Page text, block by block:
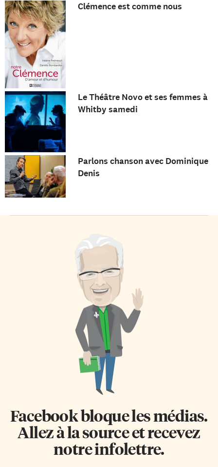
Clémence est comme nous
Le Théâtre Novo et ses femmes à
Whitby samedi
Parlons chanson avec Dominique
Denis
Facebook bloque les médias.
Allez à la source et recevez
notre infolettre.